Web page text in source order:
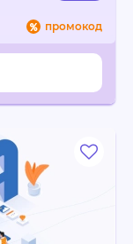
промокод